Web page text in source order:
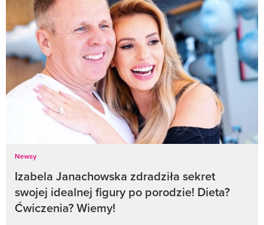
Newsy
Izabela Janachowska zdradziła sekret
swojej idealnej figury po porodzie! Dieta?
Ćwiczenia? Wiemy!